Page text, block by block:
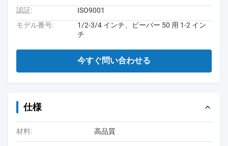
認証:
ISO9001
モデル番号:
1/2-3/4 インチ、ビーバー 50 用 1-2 イン
チ
今すぐ問い合わせる
仕様
材料: 高品質